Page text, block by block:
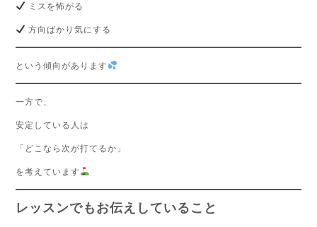
ミスを怖がる
方向ばかり気にする
という傾向があります
一方で、
安定している人は
「どこなら次が打てるか」
を考えています
レッスンでもお伝えしていること